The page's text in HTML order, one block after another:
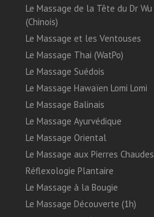
Le Massage de la Tête du Dr Wu
(Chinois)
Le Massage et les Ventouses
Le Massage Thai (WatPo)
Le Massage Suédois
Le Massage Hawaïen Lomi Lomi
Le Massage Balinais
Le Massage Ayurvédique
Le Massage Oriental
Le Massage aux Pierres Chaudes
Réflexologie Plantaire
Le Massage à la Bougie
Le Massage Découverte (1h)